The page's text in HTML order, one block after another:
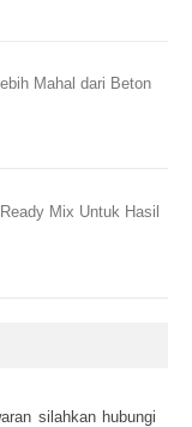
Mahal dari Beton
Mix Untuk Hasil
sіlаhkаn hubungі